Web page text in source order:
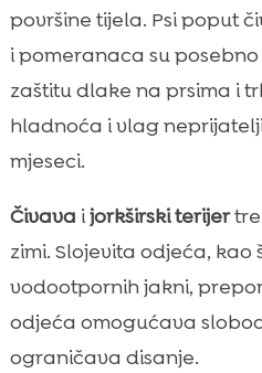
površine tijela. Psi poput
i pomeranaca su
zaštitu dlake na prsima i
hladnoća i vlag
mjeseci.
Čivava ijorkširski terijer
zimi. Slojevita odjeća, kao
vodootpornih jakni,
odjeća omogućava
ograničava disanje.